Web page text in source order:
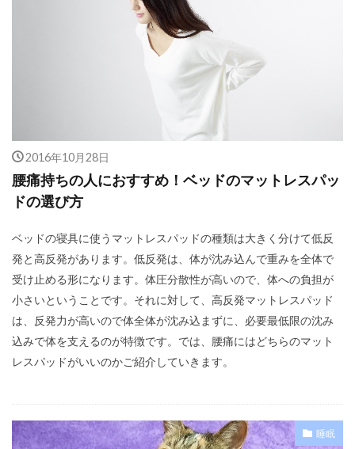
2016年10月28日
腰痛持ちの人におすすめ！ベッドのマットレスパッ
ドの選び方
ベッドの寝具に使うマットレスパッドの種類は大きく分けて低反
発と高反発があります。低反発は、体が沈み込んで重みを全体で
受け止める形になります。体圧分散性が高いので、体への負担が
小さいということです。それに対して、高反発マットレスパッド
は、反発力が高いので体全体が沈み込まずに、必要最低限の沈み
込みで体を支えるのが特徴です。では、腰痛にはどちらのマット
レスパッドがいいのかご紹介していきます。
睡眠